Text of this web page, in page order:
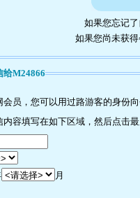
如果您忘记
如果您尚未获
给M24866
员，您可以用过路游客的身份向
容填写在如下区域，然后点击
月